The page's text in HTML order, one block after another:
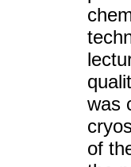
was
of